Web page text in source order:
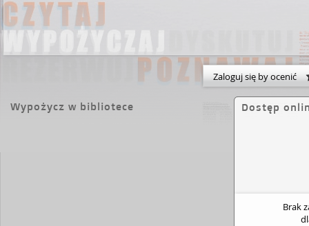
Zaloguj się by ocenić
Wypożycz w bibliotece Dostęp
Brak